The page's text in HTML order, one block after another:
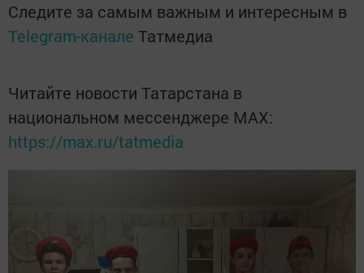
Следите за самым важным и интересным в
Telegram-канале Татмедиа
Читайте новости Татарстана в
национальном мессенджере MАХ:
https://max.ru/tatmedia